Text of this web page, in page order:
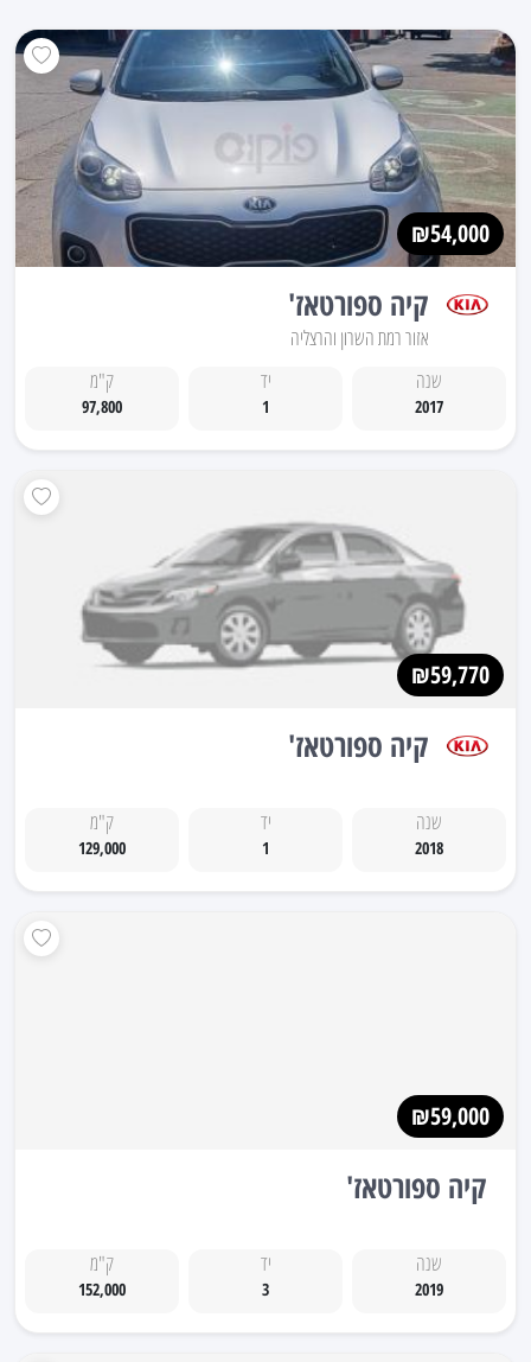
₪54,000
קיה ספורטאז'
אזור רמת השרון והרצליה
שנה
2017
יד
1
ק"מ
97,800
₪59,770
קיה ספורטאז'
שנה
2018
יד
1
ק"מ
129,000
₪59,000
קיה ספורטאז'
שנה
2019
יד
3
ק"מ
152,000